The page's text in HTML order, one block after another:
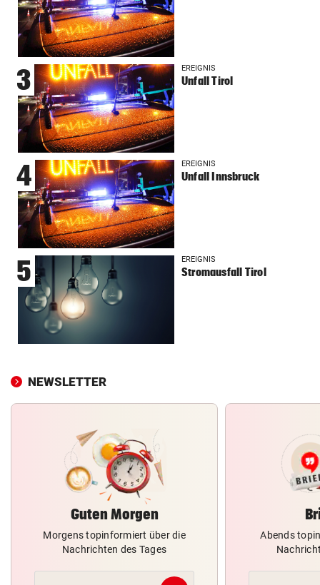
3 EREIGNIS
Unfall Tirol
4 EREIGNIS
Unfall Innsbruck
5 EREIGNIS
Stromausfall Tirol
NEWSLETTER
Guten Morgen
Morgens topinformiert über die
Nachrichten des Tages
Abends